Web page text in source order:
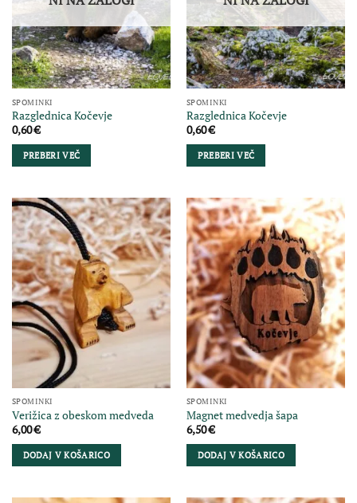
SPOMINKI
Razglednica Kočevje
0,60€
PREBERI VEČ
SPOMINKI
Razglednica Kočevje
0,60€
PREBERI VEČ
SPOMINKI
Verižica z obeskom medveda
6,00€
DODAJ V KOŠARICO
SPOMINKI
Magnet medvedja šapa
6,50€
DODAJ V KOŠARICO